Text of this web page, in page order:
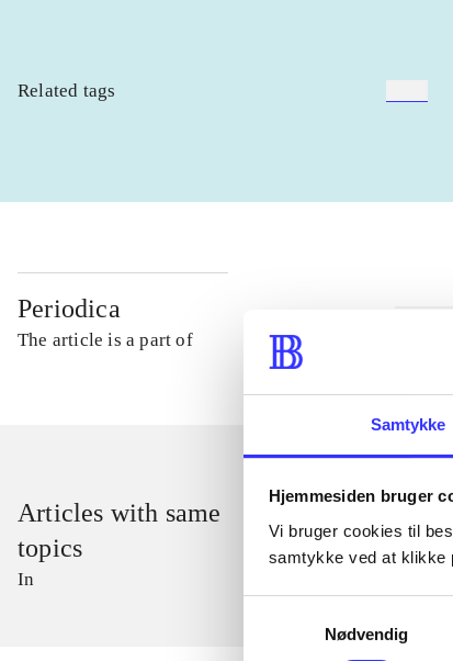
Samtykke
Hjemmesiden bruger
Vi bruger cookies til
samtykke ved at klikke
Nødvendig
Related tags
Periodica
The article is a part of
Articles with same
topics
In